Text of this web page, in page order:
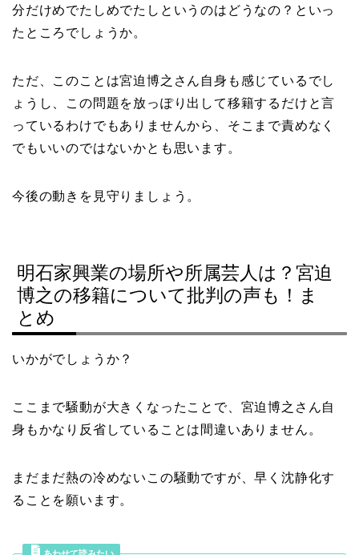
分だけめでたしめでたしというのはどうなの？といっ
たところでしょうか。
ただ、このことは宮迫博之さん自身も感じているでし
ょうし、この問題を放っぽり出して移籍するだけと言
っているわけでもありませんから、そこまで責めなく
でもいいのではないかとも思います。
今後の動きを見守りましょう。
明石家興業の場所や所属芸人は？宮迫
博之の移籍について批判の声も！ま
とめ
いかがでしょうか？
ここまで騒動が大きくなったことで、宮迫博之さん自
身もかなり反省していることは間違いありません。
まだまだ熱の冷めないこの騒動ですが、早く沈静化す
ることを願います。